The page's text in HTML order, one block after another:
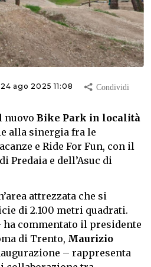
ago 2025 11:08
nuovo Bike Park in località
alla sinergia fra le
e Ride For Fun, con il
Predaia e dell’Asuc di
attrezzata che si
di 2.100 metri quadrati.
ha commentato il presidente
di Trento, Maurizio
– rappresenta